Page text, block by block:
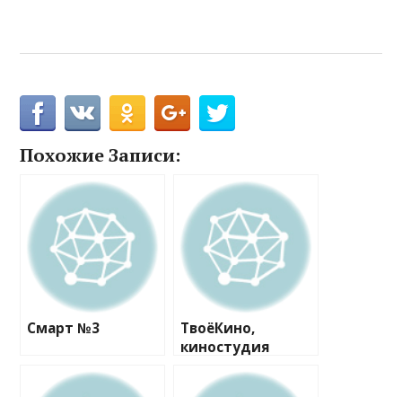
Похожие Записи:
Смарт №3
ТвоёКино,
киностудия